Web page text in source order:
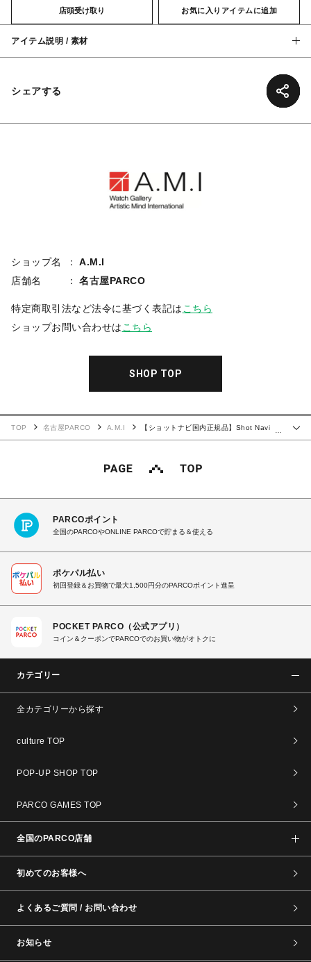
店頭受け取り お気に入りアイテムに追加
アイテム説明 / 素材
シェアする
ショップ名
A.M.I
店舗名
名古屋PARCO
特定商取引法など法令に基づく表記はこちら
ショップお問い合わせはこちら
SHOP TOP
…
TOP 名古屋PARCO A.M.I
【ショットナビ国内正規品】Shot Navi
PARCOポイント
全国のPARCOやONLINE PARCOで貯まる＆使える
ポケパル払い
初回登録＆お買物で最大1,500円分のPARCOポイント進呈
POCKET PARCO（公式アプリ）
コイン＆クーポンでPARCOでのお買い物がオトクに
カテゴリー
全カテゴリーから探す
culture TOP
POP-UP SHOP TOP
PARCO GAMES TOP
全国のPARCO店舗
初めてのお客様へ
よくあるご質問 / お問い合わせ
お知らせ